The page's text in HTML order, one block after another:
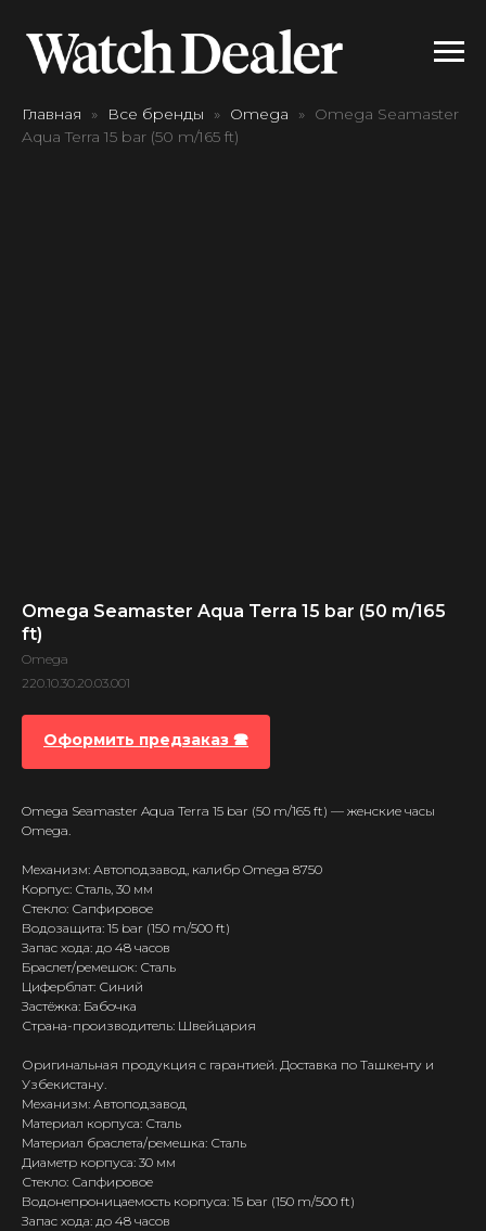
Главная Все бренды Omega
Omega Seamaster
Aqua Terra 15 bar (50 m/165 ft)
Omega Seamaster Aqua Terra 15 bar (50 m/165
ft)
Omega
220.10.30.20.03.001
Оформить предзаказ 🕿
Omega Seamaster Aqua Terra 15 bar (50 m/165 ft) — женские часы
Omega.
Механизм: Автоподзавод, калибр Omega 8750
Корпус: Сталь, 30 мм
Стекло: Сапфировое
Водозащита: 15 bar (150 m/500 ft)
Запас хода: до 48 часов
Браслет/ремешок: Сталь
Циферблат: Синий
Застёжка: Бабочка
Страна-производитель: Швейцария
Оригинальная продукция с гарантией. Доставка по Ташкенту и
Узбекистану.
Механизм: Автоподзавод
Материал корпуса: Сталь
Материал браслета/ремешка: Сталь
Диаметр корпуса: 30 мм
Стекло: Сапфировое
Водонепроницаемость корпуса: 15 bar (150 m/500 ft)
Запас хода: до 48 часов